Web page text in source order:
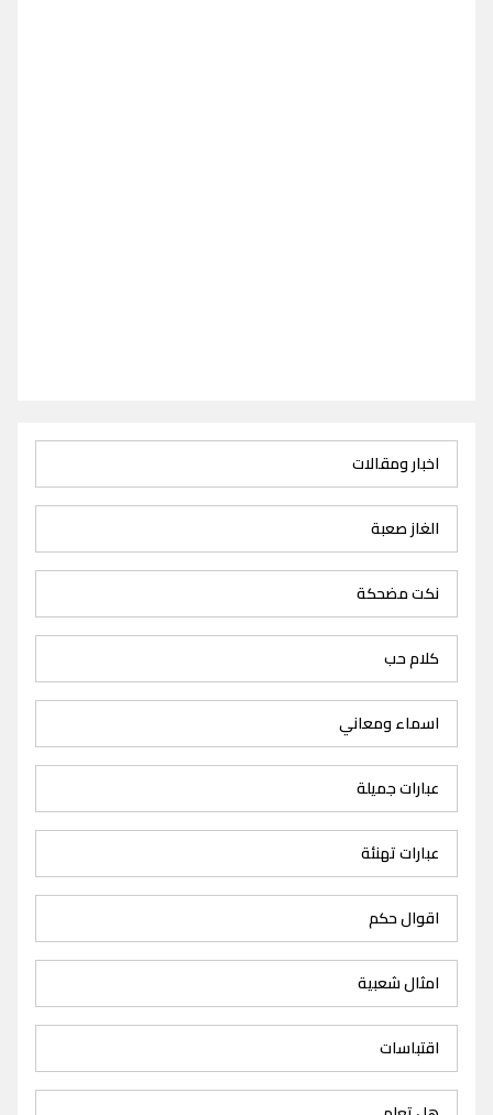
اخبار ومقالات
الغاز صعبة
نكت مضحكة
كلام حب
اسماء ومعاني
عبارات جميلة
عبارات تهنئة
اقوال حكم
امثال شعبية
اقتباسات